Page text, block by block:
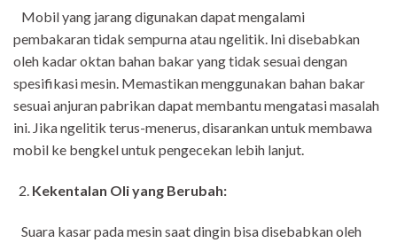
Mobil yang jarang digunakan dapat mengalami
pembakaran tidak sempurna atau ngelitik. Ini disebabkan
oleh kadar oktan bahan bakar yang tidak sesuai dengan
spesifikasi mesin. Memastikan menggunakan bahan bakar
sesuai anjuran pabrikan dapat membantu mengatasi masalah
ini. Jika ngelitik terus-menerus, disarankan untuk membawa
mobil ke bengkel untuk pengecekan lebih lanjut.
Kekentalan Oli yang Berubah:
Suara kasar pada mesin saat dingin bisa disebabkan oleh